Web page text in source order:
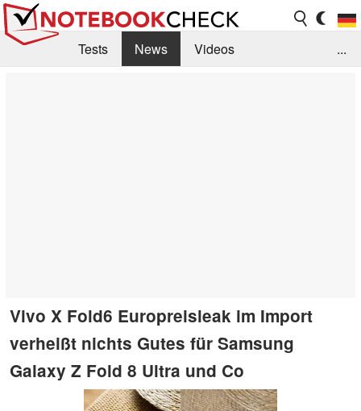
Tests News
Videos
...
Vivo X Fold6 Europreisleak im Import
verheißt nichts Gutes für Samsung
Galaxy Z Fold 8 Ultra und Co